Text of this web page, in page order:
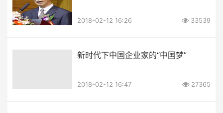
2018-02-12 16:26 33539
新时代下中国企业家的“中国梦”
2018-02-12 16:47 27365